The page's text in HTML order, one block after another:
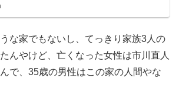
な家でもないし、てっきり家族3人の
んやけど、亡くなった女性は市川直人
で、35歳の男性はこの家の人間やな